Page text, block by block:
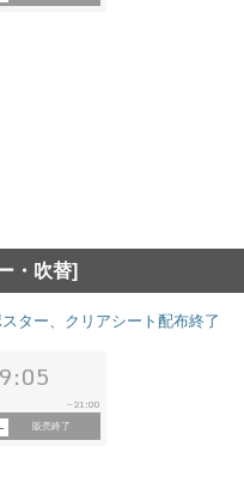
・吹替]
ター、クリアシート配布終了
~ 21:00
販売終了